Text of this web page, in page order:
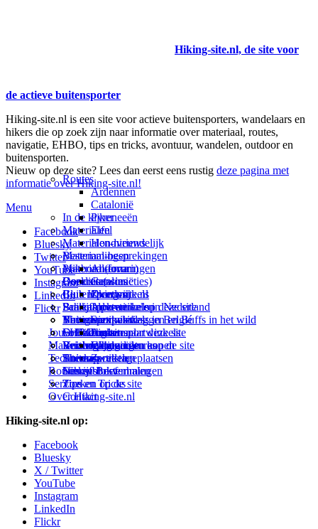
Hiking-site.nl, de site voor
de actieve buitensporter
Hiking-site.nl is een site voor actieve buitensporters, wandelaars en
hikers die op zoek zijn naar informatie over materiaal, routes,
navigatie, EHBO, tips en tricks, avontuur, wandelen, outdoor en
buitensporten.
Nieuw op deze site? Lees dan eerst eens rustig deze pagina met
informatie over Hiking-site.nl!
Menu
Facebook
Bluesky
Twitter
YouTube
Instagram
LinkedIn
Flickr
Jouw Hiking-site.nl
Prikbord (forum)
Goodies (winacties)
Club Hiking-site.nl
Schrijfblok-artikelen
Virtuele exposities
Fotoalbums
Materialen: kiezen en kopen
In de kijker
Materialen
Materialen-nieuws
Materiaal-besprekingen
Materiaal-ervaringen
Boekrecensies
Buitensportwinkels
Buitensportwinkels in Nederland
Buitensportwinkels in Belgié
Online buitensportwinkels
Reisboekhandels
Technieken
Navigatie
EHBO
Verzorging
Thema-artikelen
Routes en Bestemmingen
Routes
Ardennen
Catalonië
Pyreneeën
Eifel
Hondvriendelijk
Bestemmingen
Andorra
Catalonië
Zweden
Paalkamperen
Thema-artikelen
Andorra
Catalonië
Zweden
Schrijfblokverhalen
Service
Buitensportvacatures
Buitensportstageplaatsen
Links
Tips en Tricks
Over Hiking-site.nl
Deze site
Over mij
Adverteren op deze site
Summit-vlaggen en Buffs in het wild
Linken naar deze site
Wijzigingen aan de site
Sitemap
Nieuwsbrief
Zoeken op de site
Contact
Hiking-site.nl op:
Facebook
Bluesky
X / Twitter
YouTube
Instagram
LinkedIn
Flickr